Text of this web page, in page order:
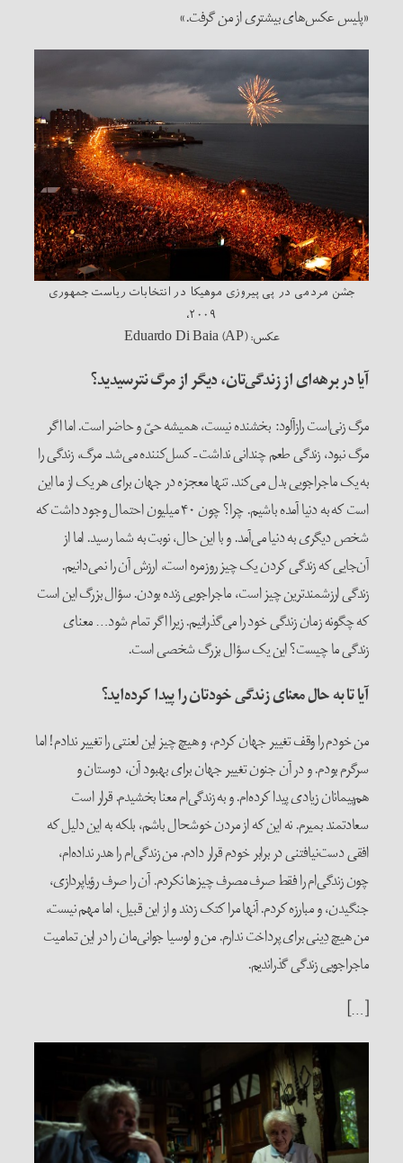
«پلیس عکس‌های بیشتری از من گرفت.»
جشن مردمی در پی پیروزی موهیکا در انتخابات ریاست جمهوری
۲۰۰۹،
عکس: Eduardo Di Baia (AP)
آیا در برهه‌ای از زندگی‌تان، دیگر از مرگ نترسیدید؟
مرگ زنی‌است رازآلود: بخشنده نیست، همیشه حیّ و حاضر است. اما اگر
مرگ نبود، زندگی طعم چندانی نداشت – کسل‌کننده می‌شد. مرگ، زندگی را
به یک ماجراجویی بدل می‌کند. تنها معجزه در جهان برای هر یک از ما این
است که به دنیا آمده باشیم. چرا؟ چون ۴۰ میلیون احتمال وجود داشت که
شخص دیگری به دنیا می‌آمد. و با این حال، نوبت به شما رسید. اما از
آن‌جایی که زندگی کردن یک چیز روزمره است، ارزش آن را نمی‌دانیم.
زندگی ارزشمندترین چیز است، ماجراجویی زنده بودن. سؤال بزرگ این است
که چگونه زمان زندگی خود را می‌گذرانیم. زیرا اگر تمام شود… معنای
زندگی ما چیست؟ این یک سؤال بزرگ شخصی است.
آیا تا به حال معنای زندگی خودتان را پیدا کرده‌اید؟
من خودم را وقف تغییر جهان کردم، و هیچ چیز این لعنتی را تغییر ندادم! اما
سرگرم بودم. و در آن جنون تغییر جهان برای بهبود آن، دوستان و
هم‌پیمانان زیادی پیدا کرده‌ام. و به زندگی‌ام معنا بخشیدم. قرار است
سعادتمند بمیرم. نه این که از مردن خوشحال باشم، بلکه به این دلیل که
افقی دست‌نیافتنی در برابر خودم قرار دادم. من زندگی‌ام را هدر نداده‌ام،
چون زندگی‌ام را فقط صرف مصرف چیزها نکردم. آن را صرف رؤیاپردازی،
جنگیدن، و مبارزه کردم. آنها مرا کتک زدند و از این قبیل، اما مهم نیست،
من هیچ دِینی برای پرداخت ندارم. من و لوسیا جوانی‌مان را در این تمامیت
ماجراجویی زندگی گذراندیم.
[…]